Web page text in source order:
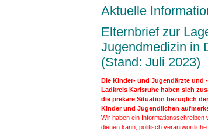
Aktuelle
Elternbrief zur
Jugendmedizin in
(Stand: Juli 2023)
Die Kinder- und Jugendärzte und
Ladkreis Karlsruhe haben sich
die prekäre Situation bezüglich
Kinder und Jugendlichen
Wir haben ein Informationsschreiben
dienen kann, politisch